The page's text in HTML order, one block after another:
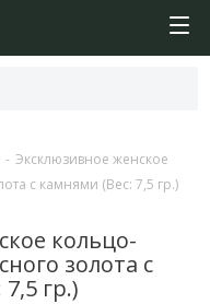
- Эксклюзивное женское
с камнями (Вес: 7,5 гр.)
кольцо-
золота с
гр.)